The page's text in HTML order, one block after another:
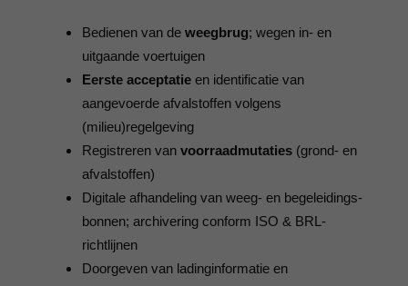
Bedienen van de weegbrug; wegen in- en
uitgaande voertuigen
Eerste acceptatie en identificatie van
aangevoerde afvalstoffen volgens
(milieu)regelgeving
Registreren van voorraadmutaties (grond- en
afval­stoffen)
Digitale afhandeling van weeg- en begeleidings­
bonnen; archivering conform ISO & BRL-
richtlijnen
Doorgeven van ladinginformatie en